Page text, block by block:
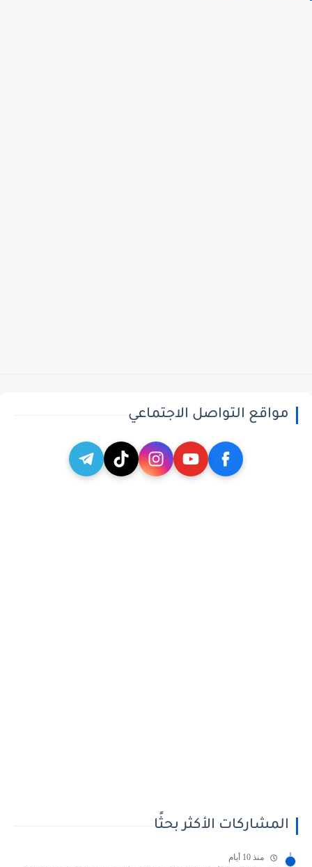
مواقع التواصل الاجتماعي
المشاركات الأكثر بحثًا
منذ 10 أيام